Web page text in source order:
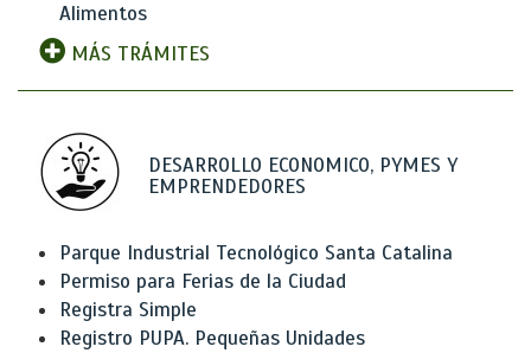
Alimentos
MÁS TRÁMITES
DESARROLLO ECONOMICO, PYMES Y
EMPRENDEDORES
Parque Industrial Tecnológico Santa Catalina
Permiso para Ferias de la Ciudad
Registra Simple
Registro PUPA. Pequeñas Unidades